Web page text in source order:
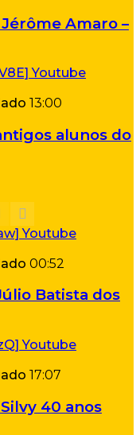
Amaro –
13:00
alunos do
00:52
Batista dos
17:07
40 anos